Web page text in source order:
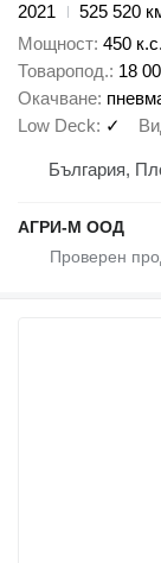
2021
525 520
Мощност 450
Товаропод. 18
Окачване
Low Deck
✓
България,
АГРИ-М ООД